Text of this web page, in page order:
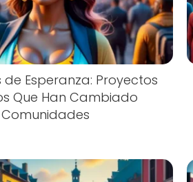
Esperanza: Proyectos
Que Han Cambiado
Comunidades